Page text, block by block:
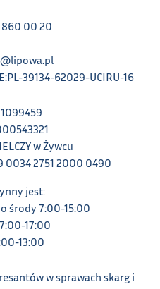
860 00 20
39134-62029-UCIRU-16
w Żywcu
0034 2751 2000 0490
jest:
środy 7:00-15:00
17:00
13:00
w sprawach skarg i